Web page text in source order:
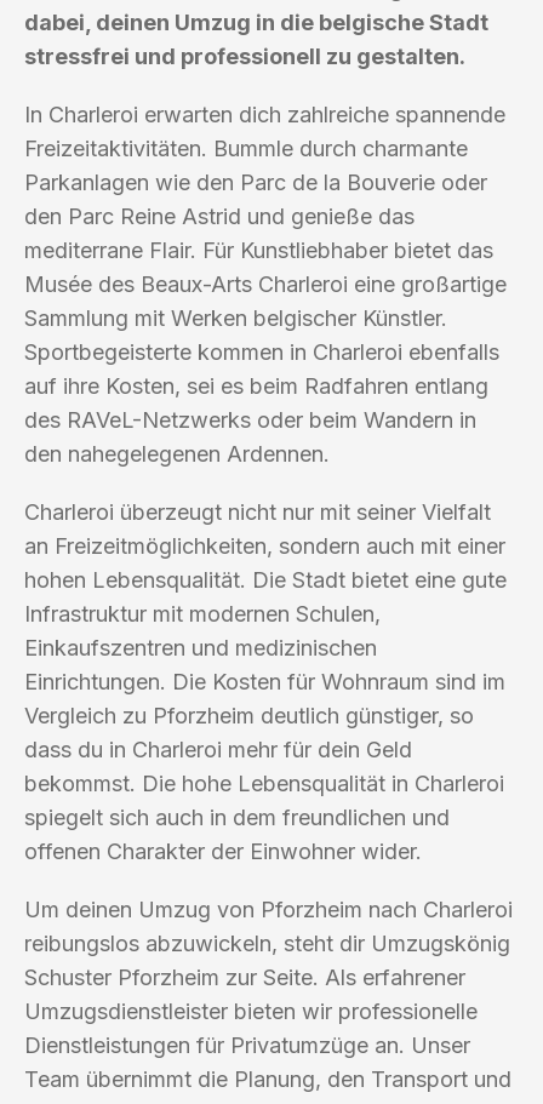
dabei, deinen Umzug in die belgische Stadt
stressfrei und professionell zu gestalten.
In Charleroi erwarten dich zahlreiche spannende
Freizeitaktivitäten. Bummle durch charmante
Parkanlagen wie den Parc de la Bouverie oder
den Parc Reine Astrid und genieße das
mediterrane Flair. Für Kunstliebhaber bietet das
Musée des Beaux-Arts Charleroi eine großartige
Sammlung mit Werken belgischer Künstler.
Sportbegeisterte kommen in Charleroi ebenfalls
auf ihre Kosten, sei es beim Radfahren entlang
des RAVeL-Netzwerks oder beim Wandern in
den nahegelegenen Ardennen.
Charleroi überzeugt nicht nur mit seiner Vielfalt
an Freizeitmöglichkeiten, sondern auch mit einer
hohen Lebensqualität. Die Stadt bietet eine gute
Infrastruktur mit modernen Schulen,
Einkaufszentren und medizinischen
Einrichtungen. Die Kosten für Wohnraum sind im
Vergleich zu Pforzheim deutlich günstiger, so
dass du in Charleroi mehr für dein Geld
bekommst. Die hohe Lebensqualität in Charleroi
spiegelt sich auch in dem freundlichen und
offenen Charakter der Einwohner wider.
Um deinen Umzug von Pforzheim nach Charleroi
reibungslos abzuwickeln, steht dir Umzugskönig
Schuster Pforzheim zur Seite. Als erfahrener
Umzugsdienstleister bieten wir professionelle
Dienstleistungen für Privatumzüge an. Unser
Team übernimmt die Planung, den Transport und